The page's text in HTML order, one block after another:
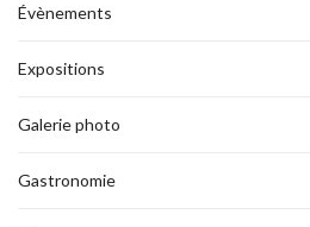
Évènements
Expositions
Galerie photo
Gastronomie